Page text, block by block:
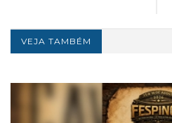
VEJA TAMBÉM